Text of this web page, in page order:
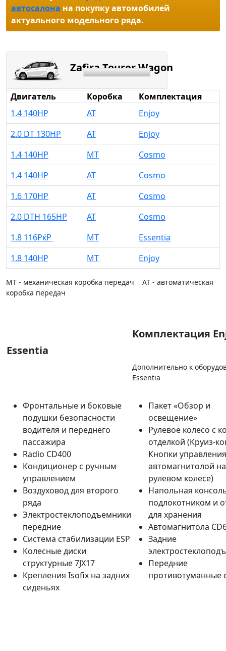
автосалона на покупку автомобилей
актуального модельного ряда.
Zafira Tourer Wagon
Двигатель Коробка
Комплектация
1.4 140HP
AT
Enjoy
2.0 DT 130HP
AT
Enjoy
1.4 140HP
MT
Cosmo
1.4 140HP
AT
Cosmo
1.6 170HP
AT
Cosmo
2.0 DTH 165HP
AT
Cosmo
1.8 116РќР
MT
Essentia
1.8 140HP
MT Enjoy
MT - механическая коробка передач AT - автоматическая
коробка передач
Essentia
Комплектация
Дополнительно к
Essentia
Фронтальные и боковые
подушки безопасности
водителя и переднего
пассажира
Radio CD400
Кондиционер с ручным
управлением
Воздуховод для второго
ряда
Электростеклоподъемники
передние
Система стабилизации ESP
Колесные диски
структурные 7JX17
Крепления Isofix на задних
сиденьях
Пакет «Обзор и
освещение»
Рулевое колесо с
отделкой (Круиз-
Кнопки управления
автомагнитолой на
рулевом колесе)
Напольная
подлокотником и
для хранения
Автомагнитола
Задние
Передние
противотуманные